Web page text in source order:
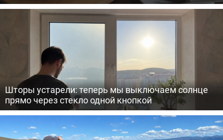
Шторы устарели: теперь мы выключаем солнце
прямо через стекло одной кнопкой